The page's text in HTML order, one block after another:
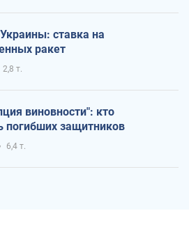
ставка на
ракет
2,8 т.
виновности": кто
погибших защитников
6,4 т.